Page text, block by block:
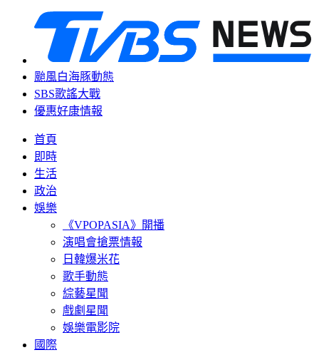
颱風白海豚動態
SBS歌謠大戰
優惠好康情報
首頁
即時
生活
政治
娛樂
《VPOPASIA》開播
演唱會搶票情報
日韓爆米花
歌手動態
綜藝星聞
戲劇星聞
娛樂電影院
國際